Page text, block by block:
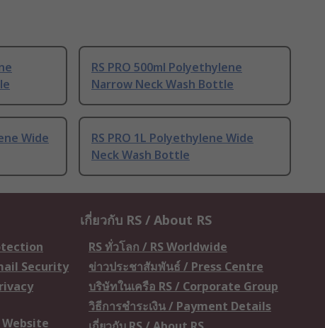
RS PRO 500ml Polyethylene
Narrow Neck Wash Bottle
Wide
RS PRO 1L Polyethylene Wide
Neck Wash Bottle
Security
Website
เกี่ยวกับ RS / About RS
RS ทั่วโลก / RS Worldwide
ข่าวประชาสัมพันธ์ / Press Centre
บริษัทในเครือ RS / Corporate Group
วิธีการชำระเงิน / Payment Details